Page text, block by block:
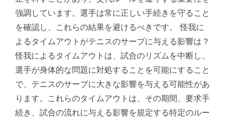
強調しています。選手は常に正しい手続きを守ること
を確認し、これらの結果を避けるべきです。 怪我に
よるタイムアウトがテニスのサーブに与える影響は？
怪我によるタイムアウトは、試合のリズムを中断し、
選手が身体的な問題に対処することを可能にすること
で、テニスのサーブに大きな影響を与える可能性があ
ります。これらのタイムアウトは、その期間、要求手
続き、試合の流れに与える影響を規定する特定のルー